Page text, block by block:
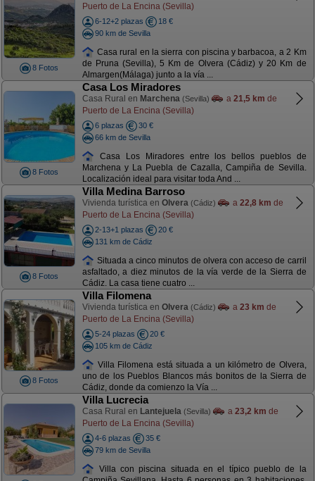
8 Fotos
Puerto de La Encina (Sevilla)
6-12+2 plazas
18 €
90 km de Sevilla
Casa rural en la sierra con piscina y barbacoa, a 2 Km
de Pruna (Sevilla), 5 Km de Olvera (Cádiz) y 20 Km de
Almargen(Málaga) junto a la vía ...
8 Fotos
Casa Los Miradores
Casa Rural en Marchena (Sevilla) a 21,5 km de
Puerto de La Encina (Sevilla)
6 plazas
30 €
66 km de Sevilla
Casa Los Miradores entre los bellos pueblos de
Marchena y La Puebla de Cazalla, Campiña de Sevilla.
Localización ideal para visitar toda And ...
8 Fotos
Villa Medina Barroso
Vivienda turística en Olvera (Cádiz) a 22,8 km de
Puerto de La Encina (Sevilla)
2-13+1 plazas
20 €
131 km de Cádiz
Situada a cinco minutos de olvera con acceso de carril
asfaltado, a diez minutos de la vía verde de la Sierra de
Cádiz. La casa tiene cuatro ...
8 Fotos
Villa Filomena
Vivienda turística en Olvera (Cádiz) a 23 km de
Puerto de La Encina (Sevilla)
5-24 plazas
20 €
105 km de Cádiz
Villa Filomena está situada a un kilómetro de Olvera,
uno de los Pueblos Blancos más bonitos de la Sierra de
Cádiz, donde da comienzo la Vía ...
Villa Lucrecia
Casa Rural en Lantejuela (Sevilla) a 23,2 km de
Puerto de La Encina (Sevilla)
4-6 plazas
35 €
79 km de Sevilla
Villa con piscina situada en el típico pueblo de la